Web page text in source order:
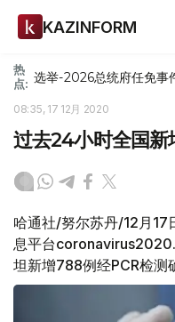
KAZINFORM
热
点: 选举-2026总统府任免事
08:35, 17 12月 2020
过去24小时全国
哈通社/努尔苏丹/12月
息平台
坦新增788例经PCR检测